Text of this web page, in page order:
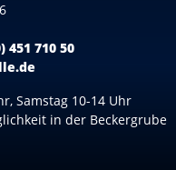
451 710 50
Samstag 10-14 Uhr
in der Beckergrube